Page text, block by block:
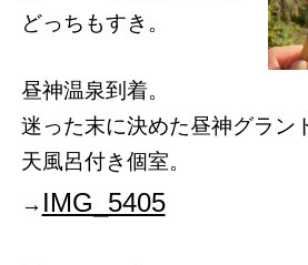
どっちもすき。
昼神温泉到着。
迷った末に決めた昼神グラン
天風呂付き個室。
→ IMG_5405